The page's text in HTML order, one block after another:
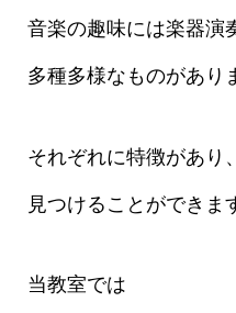
音楽の趣味には楽器演
多種多様なものがあり
それぞれに特徴があり
見つけることができま
当教室では